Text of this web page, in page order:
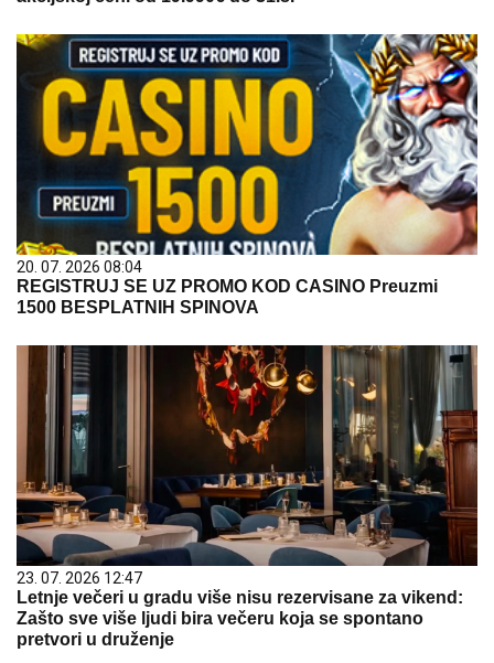
20. 07. 2026 08:04
REGISTRUJ SE UZ PROMO KOD CASINO Preuzmi
1500 BESPLATNIH SPINOVA
23. 07. 2026 12:47
Letnje večeri u gradu više nisu rezervisane za vikend:
Zašto sve više ljudi bira večeru koja se spontano
pretvori u druženje